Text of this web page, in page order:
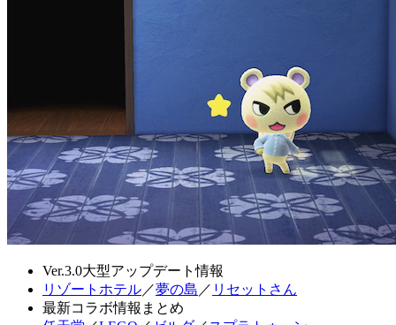
Ver.3.0大型アップデート情報
リゾートホテル／夢の島 ／ リセットさん
最新コラボ情報まとめ